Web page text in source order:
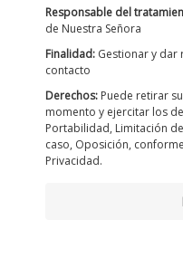
Responsable del
de Nuestra Señora
Finalidad: Gestionar y dar
contacto
Derechos: Puede retirar
momento y ejercitar los
Portabilidad, Limitación
caso, Oposición,
Privacidad.